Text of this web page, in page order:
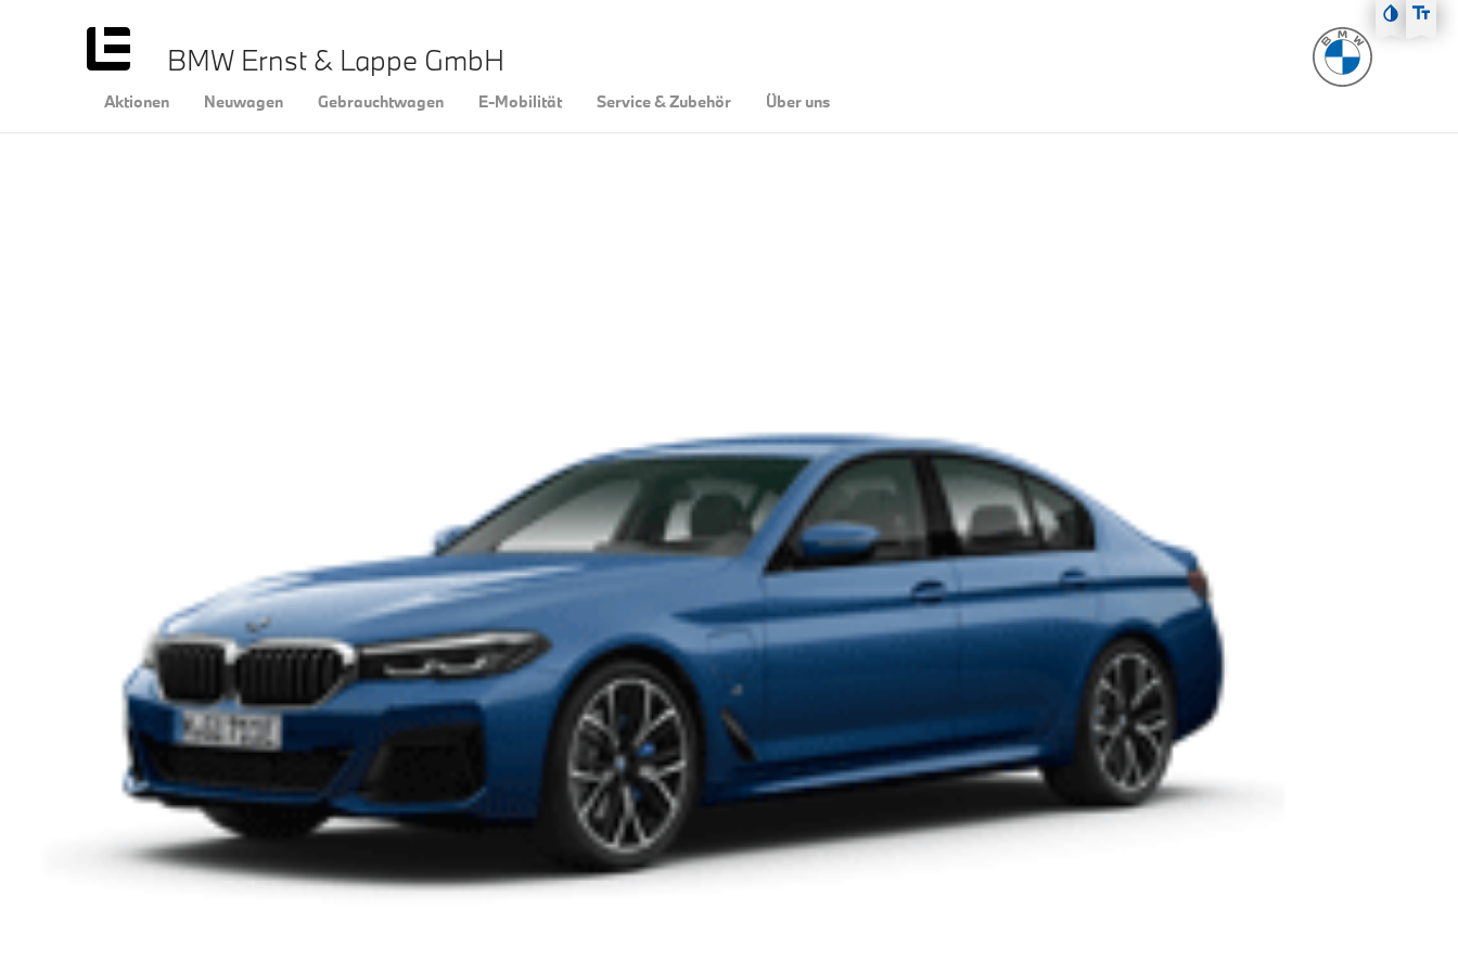
Zum Hauptmenü
Zum Inhalt
Zur Fußzeile
BMW Ernst & Lappe GmbH
Aktionen Neuwagen Gebrauchtwagen E-Mobilität Service & Zubehör Über uns